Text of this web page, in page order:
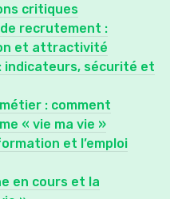
critiques
recrutement :
et attractivité
indicateurs, sécurité et
: comment
« vie ma vie »
et l’emploi
en cours et la